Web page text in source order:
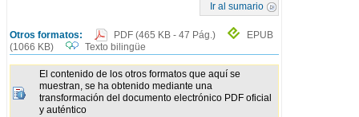
Ir al sumario
Otros formatos: PDF (465 KB - 47 Pág.)
EPUB
(1066 KB)
Texto bilingüe
El contenido de los otros formatos que aquí se
muestran, se ha obtenido mediante una
transformación del documento electrónico PDF oficial
y auténtico